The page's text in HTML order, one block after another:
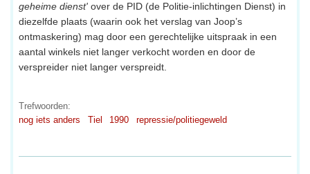
geheime dienst' over de PID (de Politie-inlichtingen Dienst) in
diezelfde plaats (waarin ook het verslag van Joop’s
ontmaskering) mag door een gerechtelijke uitspraak in een
aantal winkels niet langer verkocht worden en door de
verspreider niet langer verspreidt.
Trefwoorden:
nog iets anders
Tiel 1990 repressie/politiegeweld